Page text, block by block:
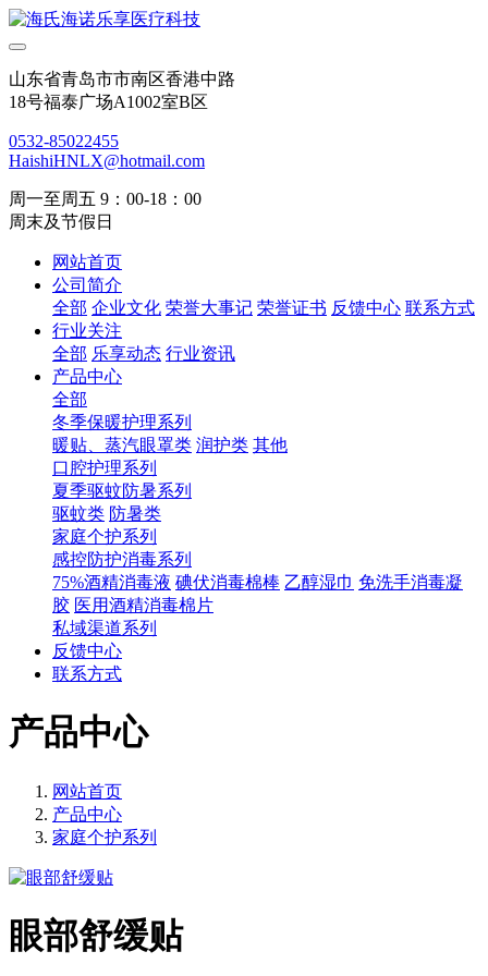
山东省青岛市市南区香港中路
18号福泰广场A1002室B区
0532-85022455
HaishiHNLX@hotmail.com
周一至周五 9：00-18：00
周末及节假日
网站首页
公司简介
全部 企业文化 荣誉大事记 荣誉证书 反馈中心 联系方式
行业关注
全部 乐享动态 行业资讯
产品中心
全部
冬季保暖护理系列
暖贴、蒸汽眼罩类 润护类 其他
口腔护理系列
夏季驱蚊防暑系列
驱蚊类 防暑类
家庭个护系列
感控防护消毒系列
75%酒精消毒液 碘伏消毒棉棒 乙醇湿巾 免洗手消毒凝
胶 医用酒精消毒棉片
私域渠道系列
反馈中心
联系方式
产品中心
网站首页
产品中心
家庭个护系列
眼部舒缓贴